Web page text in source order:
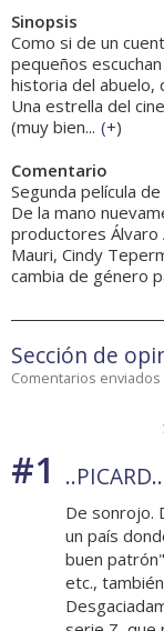
Sinopsis
Como si de un
pequeños
historia del abuelo,
Una estrella del
(muy bien... (+)
Comentario
Segunda película
De la mano
productores Álvaro
Mauri, Cindy
cambia de género
Sección de
Comentarios
#1 ..PICARD..
De sonrojo.
un país
buen
etc.,